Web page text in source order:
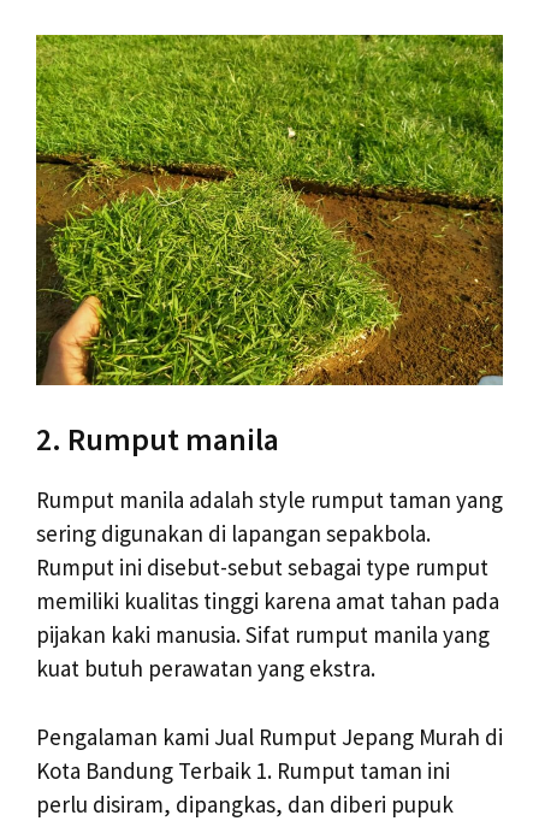
2. Rumput manila
Rumput manila adalah style rumput taman yang
sering digunakan di lapangan sepakbola.
Rumput ini disebut-sebut sebagai type rumput
memiliki kualitas tinggi karena amat tahan pada
pijakan kaki manusia. Sifat rumput manila yang
kuat butuh perawatan yang ekstra.
Pengalaman kami Jual Rumput Jepang Murah di
Kota Bandung Terbaik 1. Rumput taman ini
perlu disiram, dipangkas, dan diberi pupuk